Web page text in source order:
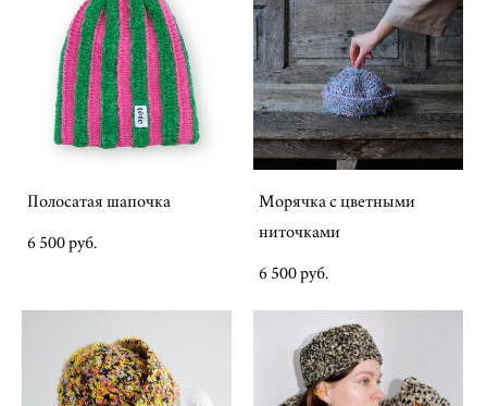
Полосатая шапочка
6 500 pуб.
Морячка с цветными
ниточками
6 500 pуб.